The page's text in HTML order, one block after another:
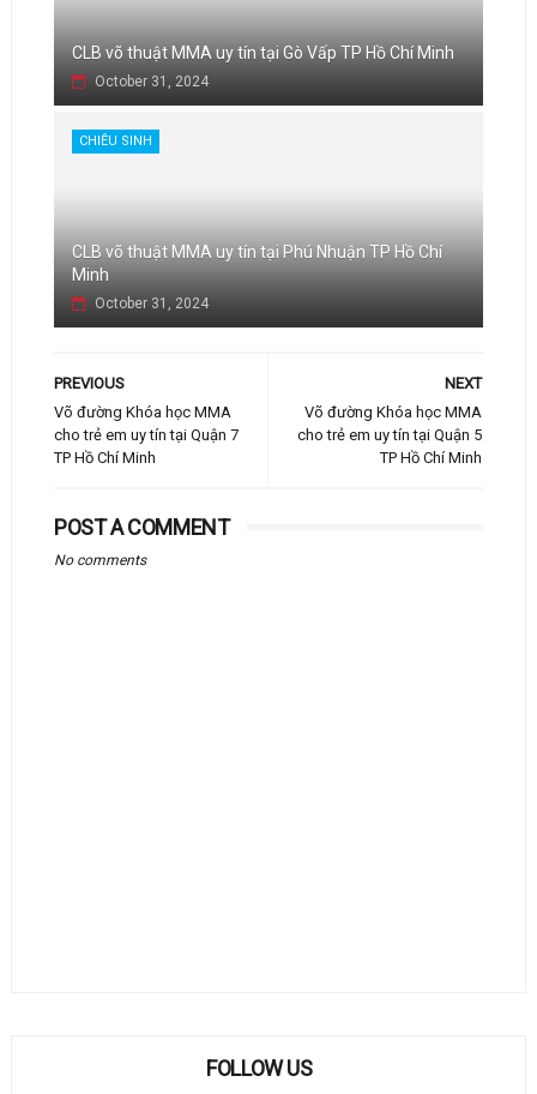
CLB võ thuật MMA uy tín tại Gò Vấp TP Hồ Chí Minh
October 31, 2024
CHIÊU SINH
CLB võ thuật MMA uy tín tại Phú Nhuận TP Hồ Chí
Minh
October 31, 2024
NEXT
Võ đường Khóa học MMA
cho trẻ em uy tín tại Quận 5
TP Hồ Chí Minh
PREVIOUS
Võ đường Khóa học MMA
cho trẻ em uy tín tại Quận 7
TP Hồ Chí Minh
POST A COMMENT
No comments
FOLLOW US